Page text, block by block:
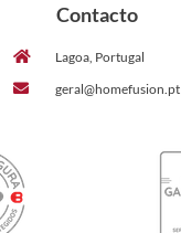
Contacto
Lagoa, Portugal
geral@homefusion.pt